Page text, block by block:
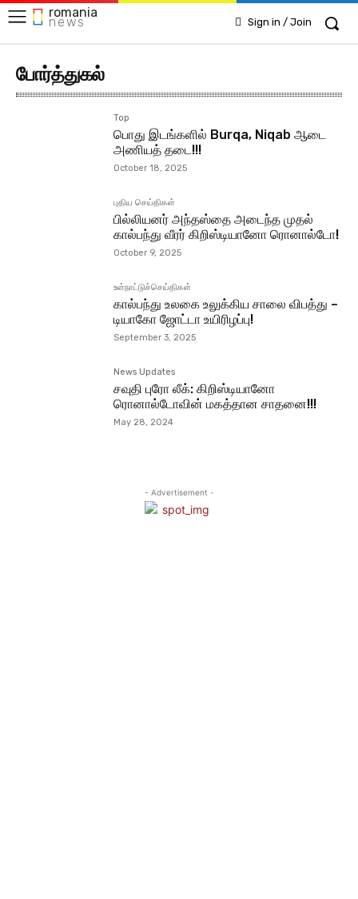
romania
news Sign in / Join
போர்த்துகல்
Top
பொது இடங்களில் Burqa, Niqab ஆடை
அணியத் தடை!!!
October 18, 2025
புதிய செய்திகள்
பில்லியனர் அந்தஸ்தை அடைந்த முதல்
கால்பந்து வீரர் கிறிஸ்டியானோ ரொனால்டோ!
October 9, 2025
உள்நாட்டுச்செய்திகள்
கால்பந்து உலகை உலுக்கிய சாலை விபத்து –
டியாகோ ஜோட்டா உயிரிழப்பு!
September 3, 2025
News Updates
சவுதி புரோ லீக்: கிறிஸ்டியானோ
ரொனால்டோவின் மகத்தான சாதனை!!!
May 28, 2024
- Advertisement -